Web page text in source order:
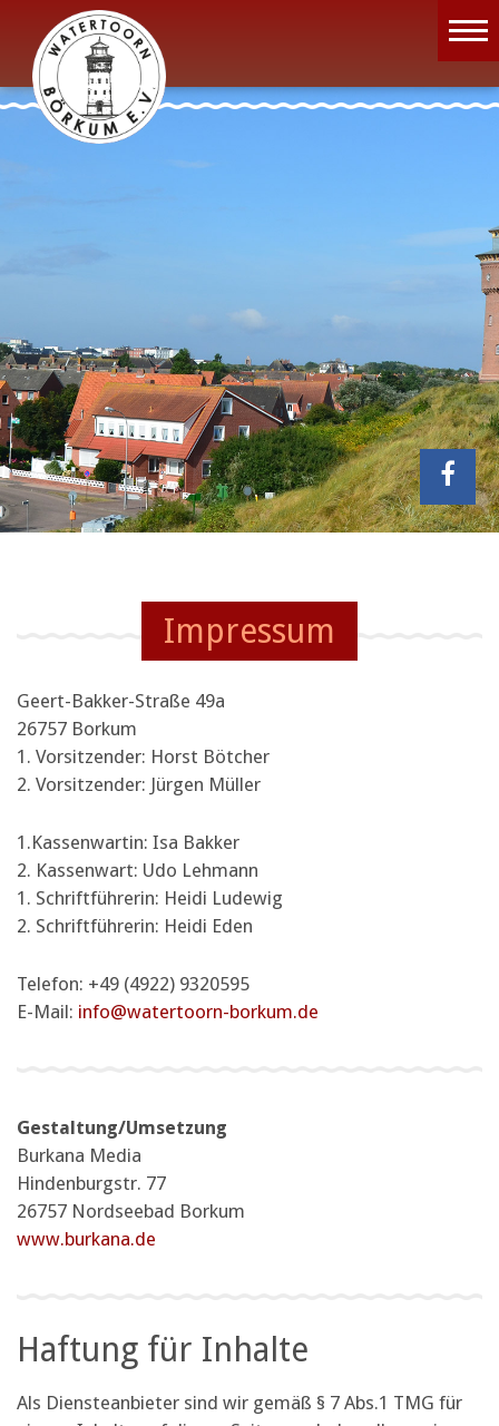
Wassermuseum
Öffnungszeiten
Projekte
Impressum
Geert-Bakker-Straße 49a
26757 Borkum
1. Vorsitzender: Horst Bötcher
2. Vorsitzender: Jürgen Müller
1.Kassenwartin: Isa Bakker
2. Kassenwart: Udo Lehmann
1. Schriftführerin: Heidi Ludewig
2. Schriftführerin: Heidi Eden
Telefon: +49 (4922) 9320595
E-Mail: info@watertoorn-borkum.de
Gestaltung/Umsetzung
Burkana Media
Hindenburgstr. 77
26757 Nordseebad Borkum
www.burkana.de
Haftung für Inhalte
Als Diensteanbieter sind wir gemäß § 7 Abs.1 TMG für